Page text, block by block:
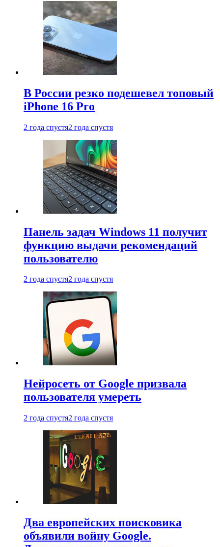
В России резко подешевел топовый
iPhone 16 Pro
2 года спустя2 года спустя
Панель задач Windows 11 получит
функцию выдачи рекомендаций
пользователю
2 года спустя2 года спустя
Нейросеть от Google призвала
пользователя умереть
2 года спустя2 года спустя
Два европейских поисковика
объявили войну Google.